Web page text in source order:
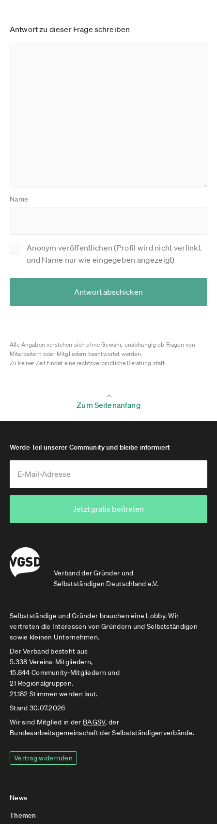
Antwort zu dieser Frage schreiben
Name
Anonym veröffentlichen (Profil wird nicht verlinkt
und Name nur wie eingegeben angezeigt)
Antwort abschicken
Alle Angaben verstehen sich ohne Gewähr, unabhängig ob Fragen von
Mitarbeitern oder Mitgliedern beantwortet werden.
Zu keiner Zeit findet eine rechtsverbindliche Beratung statt.
Zum Seitenanfang
Verband der Gründer und
Selbstständigen Deutschland e.V.
Werde Teil unserer Community und bleibe informiert
Jetzt gratis beitreten
Selbstständige und Gründer brauchen eine Lobby. Wir
vertreten die Interessen von Gründern und Selbstständigen
sowie kleinen Unternehmen.
Der Verband besteht aus
5.338 Vereins-Mitgliedern,
15.844 Community-Mitgliedern und
21 Regionalgruppen.
21.182 Stimmen werden laut.
Stand 30.07.2026
Wir sind Mitglied in der BAGSV, der
Bundesarbeitsgemeinschaft der Selbstständigenverbände.
Vertrag widerrufen
News
Themen